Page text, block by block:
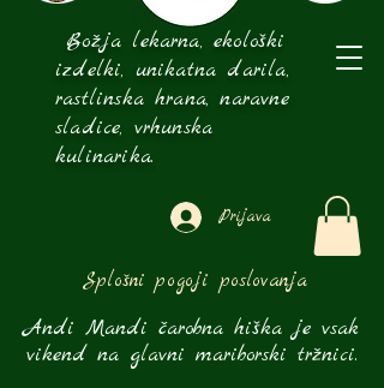
Božja lekarna, ekološki
izdelki, unikatna darila,
rastlinska hrana, naravne
sladice, vrhunska
kulinarika.
Andi Mandi čarobna hiška je vsak
vikend na glavni mariborski tržnici.
Prijava
Splošni pogoji poslovanja